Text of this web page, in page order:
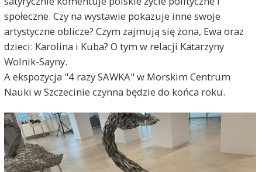
społeczne. Czy na wystawie pokazuje inne swoje
artystyczne oblicze? Czym zajmują się żona, Ewa oraz
dzieci: Karolina i Kuba? O tym w relacji Katarzyny
Wolnik-Sayny.
A ekspozycja "4 razy SAWKA" w Morskim Centrum
Nauki w Szczecinie czynna będzie do końca roku.